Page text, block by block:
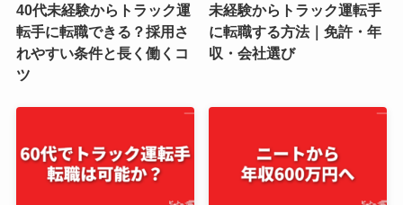
40代未経験からトラック運
転手に転職できる？採用さ
れやすい条件と長く働くコ
ツ
未経験からトラック運転手
に転職する方法｜免許・年
収・会社選び